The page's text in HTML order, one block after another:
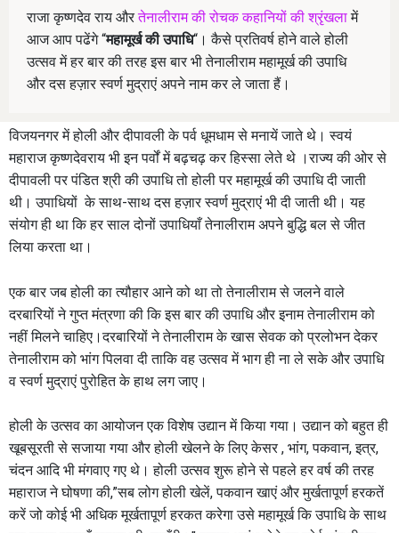
राजा कृष्णदेव राय औरतेनालीराम की रोचक कहानियों की श्रृंखलामें
आज आप पढेंगे “महामूर्ख की उपाधि“। कैसे प्रतिवर्ष होने वाले होली
उत्सव में हर बार की तरह इस बार भी तेनालीराम महामूर्ख की उपाधि
और दस हज़ार स्वर्ण मुद्राएं अपने नाम कर ले जाता हैं।
विजयनगर में होली और दीपावली के पर्व धूमधाम से मनायें जाते थे। स्वयं
महाराज कृष्णदेवराय भी इन पर्वों में बढ़चढ़ कर हिस्सा लेते थे ।राज्य की ओर से
दीपावली पर पंडित श्री की उपाधि तो होली पर महामूर्ख की उपाधि दी जाती
थी। उपाधियों के साथ-साथ दस हज़ार स्वर्ण मुद्राएं भी दी जाती थी। यह
संयोग ही था कि हर साल दोनों उपाधियाँ तेनालीराम अपने बुद्धि बल से जीत
लिया करता था।
एक बार जब होली का त्यौहार आने को था तो तेनालीराम से जलने वाले
दरबारियों ने गुप्त मंत्रणा की कि इस बार की उपाधि और इनाम तेनालीराम को
नहीं मिलने चाहिए।दरबारियों ने तेनालीराम के खास सेवक को प्रलोभन देकर
तेनालीराम को भांग पिलवा दी ताकि वह उत्सव में भाग ही ना ले सके और उपाधि
व स्वर्ण मुद्राएं पुरोहित के हाथ लग जाए।
होली के उत्सव का आयोजन एक विशेष उद्यान में किया गया। उद्यान को बहुत ही
खूबसूरती से सजाया गया और होली खेलने के लिए केसर , भांग, पकवान, इत्र,
चंदन आदि भी मंगवाए गए थे। होली उत्सव शुरू होने से पहले हर वर्ष की तरह
महाराज ने घोषणा की,”सब लोग होली खेलें, पकवान खाएं और मुर्खतापूर्ण हरकतें
करें जो कोई भी अधिक मूर्खतापूर्ण हरकत करेगा उसे महामूर्ख कि उपाधि के साथ